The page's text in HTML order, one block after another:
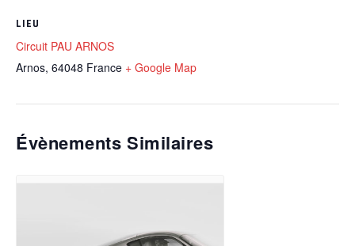
LIEU
Circuit PAU ARNOS
Arnos, 64048 France + Google Map
Évènements Similaires